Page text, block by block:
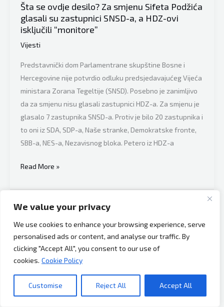
We value your privacy
We use cookies to enhance your browsing experience, serve
personalised ads or content, and analyse our traffic. By
clicking "Accept All", you consent to our use of
cookies. Cookie Policy
Customise Reject All Accept All
ANP…
Šta se ovdje desilo? Za smjenu Sifeta Podžića
glasali su zastupnici SNSD-a, a HDZ-ovi
isključili “monitore”
Vijesti
Predstavnički dom Parlamentrane skupštine Bosne i
Hercegovine nije potvrdio odluku predsjedavajućeg Vijeća
ministara Zorana Tegeltije (SNSD). Posebno je zanimljivo
da za smjenu nisu glasali zastupnici HDZ-a. Za smjenu je
glasalo 7 zastupnika SNSD-a. Protiv je bilo 20 zastupnika i
to oni iz SDA, SDP-a, Naše stranke, Demokratske fronte,
SBB-a, NES-a, Nezavisnog bloka. Petero iz HDZ-a
Šta
ovdje
desilo?
Podžića
zastupnici
Read More »